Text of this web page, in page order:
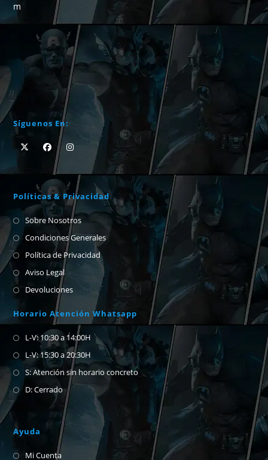
m
Síguenos En:
Políticas & Privacidad
Sobre Nosotros
Condiciones Generales
Política de Privacidad
Aviso Legal
Devoluciones
Horario Atención Whatsapp
L-V: 10:30 a 14:00H
L-V: 15:30 a 20:30H
S: Atención sin horario concreto
D: Cerrado
Ayuda
Mi Cuenta